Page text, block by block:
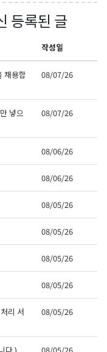
등록된 글
작성일
채용합
08/07/26
넣으
08/07/26
08/06/26
08/06/26
08/05/26
08/05/26
08/05/26
08/05/26
리 서
08/05/26